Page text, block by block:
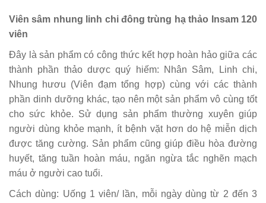
Viên sâm nhung linh chi đông trùng hạ thảo Insam 120
viên
Đây là sản phẩm có công thức kết hợp hoàn hảo giữa các
thành phần thảo dược quý hiếm: Nhân Sâm, Linh chi,
Nhung hươu (Viên đạm tổng hợp) cùng với các thành
phần dinh dưỡng khác, tạo nên một sản phẩm vô cùng tốt
cho sức khỏe. Sử dụng sản phẩm thường xuyên giúp
người dùng khỏe mạnh, ít bệnh vặt hơn do hệ miễn dịch
được tăng cường. Sản phẩm cũng giúp điều hòa đường
huyết, tăng tuần hoàn máu, ngăn ngừa tắc nghẽn mạch
máu ở người cao tuổi.
Cách dùng: Uống 1 viên/ lần, mỗi ngày dùng từ 2 đến 3